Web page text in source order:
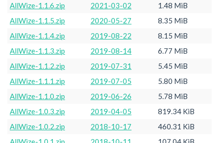
AllWize-1.1.6.zip
2021-03-02
1.48 MiB
AllWize-1.1.5.zip
2020-05-27
8.35 MiB
AllWize-1.1.4.zip
2019-08-22
8.15 MiB
AllWize-1.1.3.zip
2019-08-14
6.77 MiB
AllWize-1.1.2.zip
2019-07-31
5.45 MiB
AllWize-1.1.1.zip
2019-07-05
5.80 MiB
AllWize-1.1.0.zip
2019-06-26
5.78 MiB
AllWize-1.0.3.zip
2019-04-05
819.34 KiB
AllWize-1.0.2.zip
2018-10-17
460.31 KiB